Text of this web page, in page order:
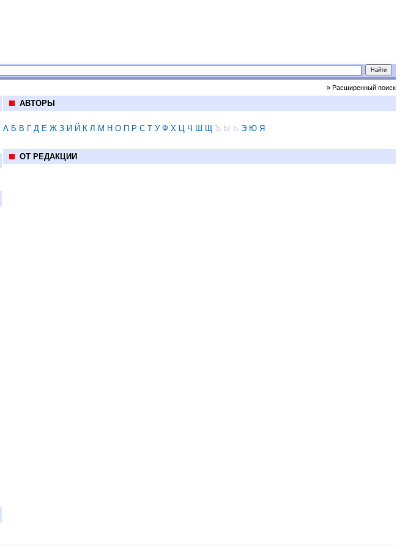
» Расширенный поиск
АВТОРЫ
А Б В Г Д Е Ж З И Й К Л М Н О П Р С Т У Ф Х Ц Ч Ш Щ Ъ Ы Ь Э Ю Я
ОТ РЕДАКЦИИ